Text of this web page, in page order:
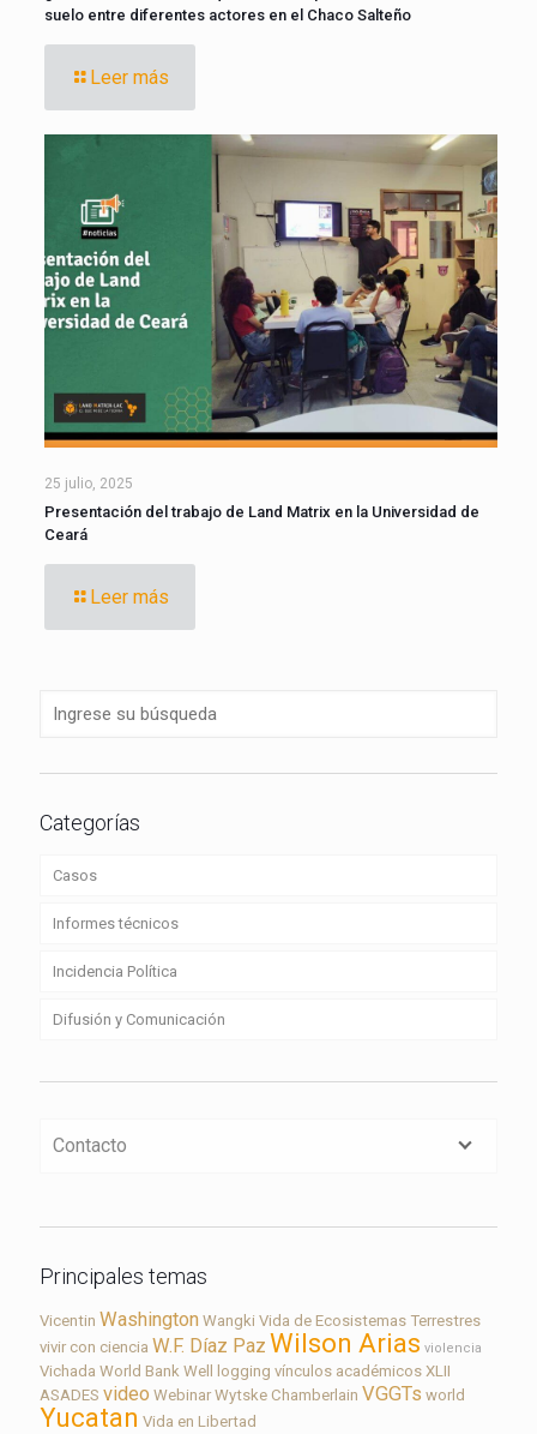
suelo entre diferentes actores en el Chaco Salteño
Leer más
25 julio, 2025
Presentación del trabajo de Land Matrix en la Universidad de
Ceará
Leer más
Categorías
Casos
Informes técnicos
Incidencia Política
Difusión y Comunicación
Contacto
Principales temas
Vicentin Washington Wangki Vida de Ecosistemas Terrestres
vivir con ciencia W.F. Díaz Paz Wilson Arias violencia
Vichada World Bank Well logging vínculos académicos XLII
ASADES video Webinar Wytske Chamberlain VGGTs world
Yucatan Vida en Libertad